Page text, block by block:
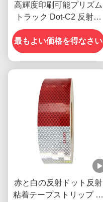
高輝度印刷可能プリズム
トラック Dot-C2 反射テ
ープ
最もよい価格を得なさい
赤と白の反射ドット反射
粘着テープストリップ 屋